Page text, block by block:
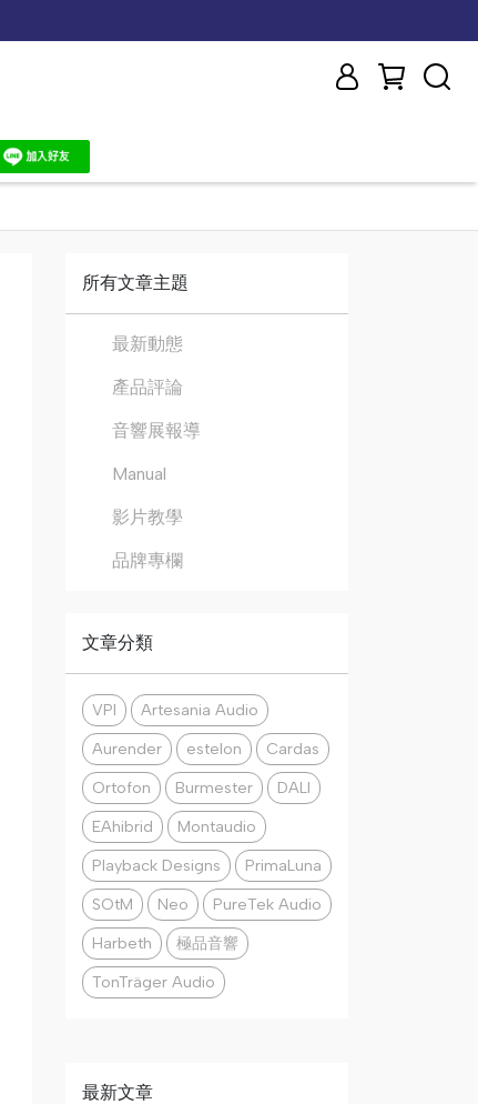
所有文章主題
最新動態
產品評論
音響展報導
Manual
影片教學
品牌專欄
文章分類
VPI
Artesania Audio
Aurender
estelon
Cardas
Ortofon
Burmester
DALI
EAhibrid
Montaudio
Playback Designs
PrimaLuna
SOtM
Neo
PureTek Audio
Harbeth
極品音響
TonTräger Audio
最新文章